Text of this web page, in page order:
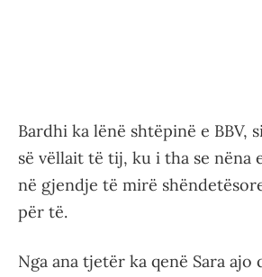
Bardhi ka lënë shtëpinë e BBV,
së vëllait të tij, ku i tha se nëna
në gjendje të mirë
për të.
Nga ana tjetër ka qenë Sara